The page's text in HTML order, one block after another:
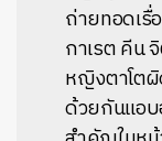
ถ่ายทอดเรื่
กาเรต คีน
หญิงตาโต
ด้วยกันแอบ